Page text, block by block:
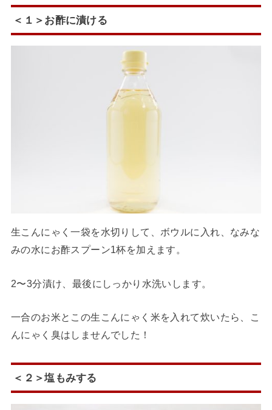
＜１＞お酢に漬ける
生こんにゃく一袋を水切りして、ボウルに入れ、なみな
みの水にお酢スプーン1杯を加えます。
2〜3分漬け、最後にしっかり水洗いします。
一合のお米とこの生こんにゃく米を入れて炊いたら、こ
んにゃく臭はしませんでした！
＜２＞塩もみする